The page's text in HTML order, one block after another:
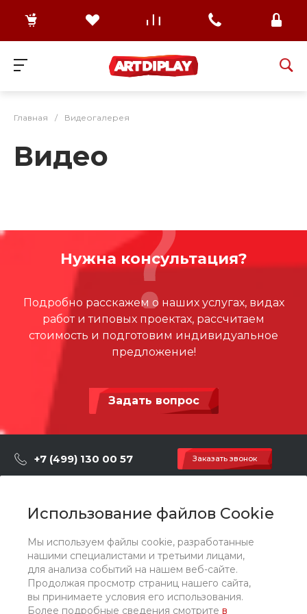
Использование файлов Cookie
Мы используем файлы cookie, разработанные
нашими специалистами и третьими лицами,
для анализа событий на нашем веб-сайте.
Продолжая просмотр страниц нашего сайта,
вы принимаете условия его использования.
Более подробные сведения смотрите в
Главная / Видеогалерея
Видео
Нужна консультация?
Подробно расскажем о наших услугах, видах
работ и типовых проектах, рассчитаем
стоимость и подготовим индивидуальное
предложение!
Задать вопрос
+7 (499) 130 00 57 Заказать звонок
г. Москва, Марксистская 3 стр.2
О компании
Каталог